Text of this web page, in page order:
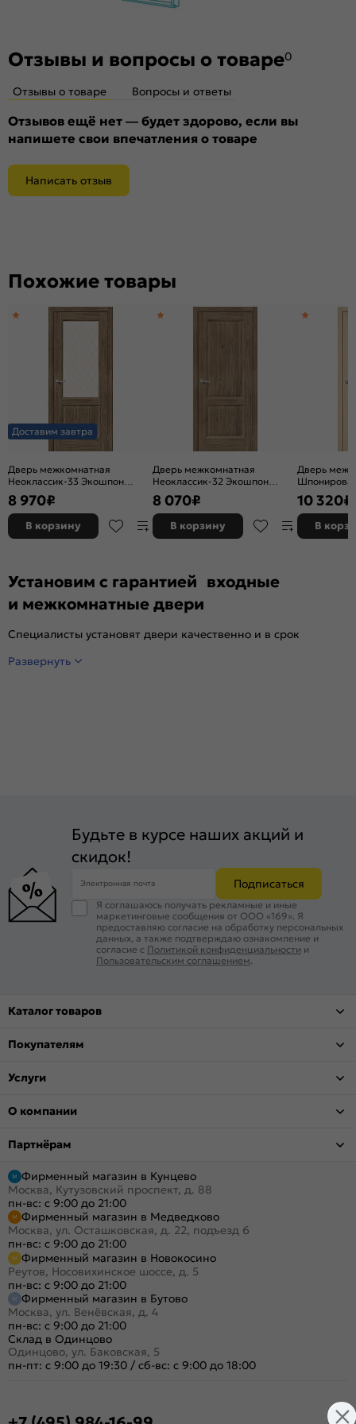
Отзывы и вопросы о товаре0
Отзывы о товаре Вопросы и ответы
Отзывов ещё нет — будет здорово, если вы
напишете свои впечатления о товаре
Написать отзыв
Похожие товары
Доставим завтра
Дверь межкомнатная
Неоклассик-33 Экошпон
Original Oak, остекленная,
white сrystal, кромка нет,
филенчатая
8 970₽
В корзину
Дверь межкомнатная
Неоклассик-32 Экошпон
Original Oak, глухая, кромка
нет, филенчатая
8 070₽
В корзину
Дверь
щитовая
10 320₽
В
Установим с гарантией входные
и межкомнатные двери
Специалисты установят двери качественно и в срок
Развернуть
Будьте в курсе наших акций и
скидок!
Электронная почта Подписаться
Я соглашаюсь получать рекламные и иные
маркетинговые сообщения от ООО «169». Я
предоставляю согласие на обработку персональных
данных, а также подтверждаю ознакомление и
согласие с Политикой конфиденциальности и
Пользовательским соглашением
Каталог товаров
Покупателям
Услуги
О компании
Партнёрам
Фирменный магазин в Кунцево
Москва, Кутузовский проспект, д. 88
пн-вс: с 9:00 до 21:00
Фирменный магазин в Медведково
Москва, ул. Осташковская, д. 22, подъезд 6
пн-вс: с 9:00 до 21:00
Фирменный магазин в Новокосино
Реутов, Носовихинское шоссе, д. 5
пн-вс: с 9:00 до 21:00
Фирменный магазин в Бутово
Москва, ул. Венёвская, д. 4
пн-вс: с 9:00 до 21:00
Склад в Одинцово
Одинцово, ул. Баковская, 5
пн-пт: с 9:00 до 19:30 / сб-вс: с 9:00 до 18:00